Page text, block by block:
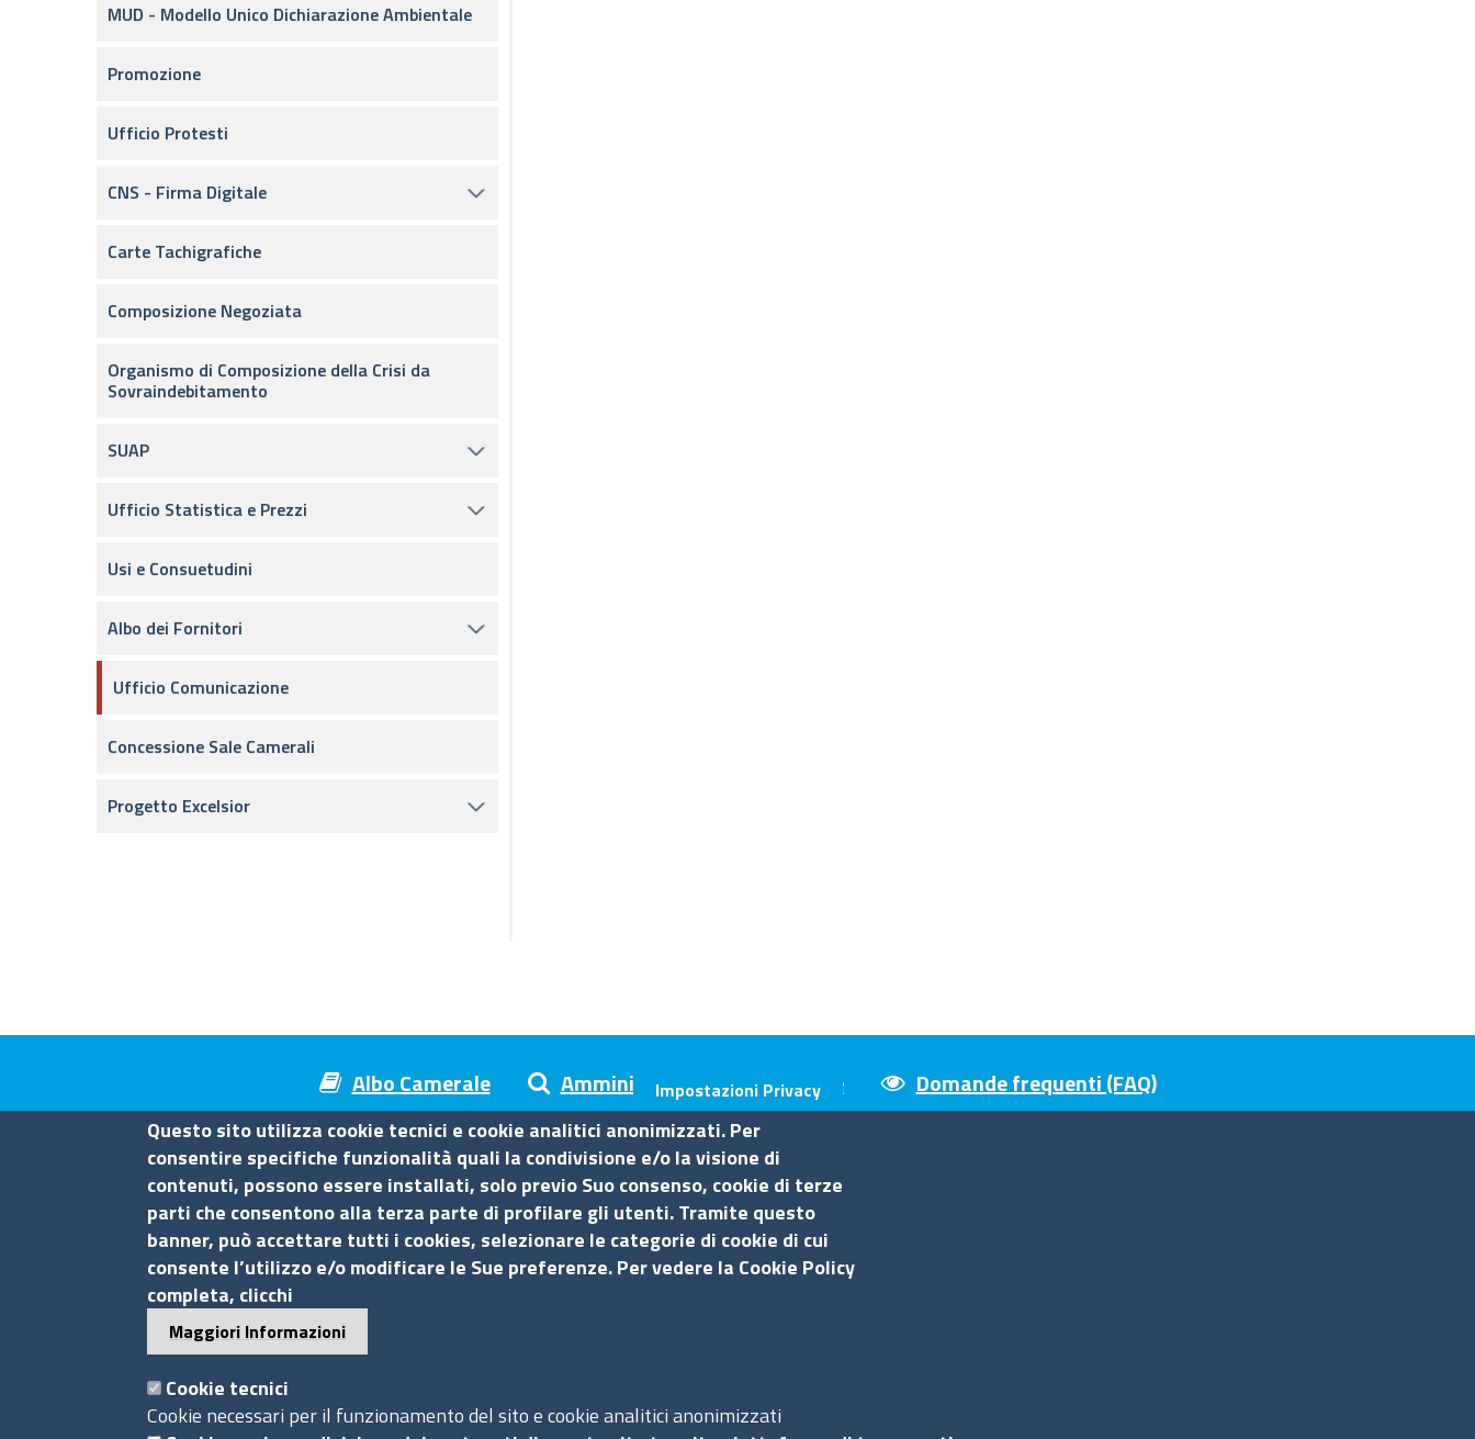
MUD - Modello Unico Dichiarazione Ambientale
Promozione
Ufficio Protesti
CNS - Firma Digitale
Carte Tachigrafiche
Composizione Negoziata
Organismo di Composizione della Crisi da
Sovraindebitamento
SUAP
Ufficio Statistica e Prezzi
Usi e Consuetudini
Albo dei Fornitori
Ufficio Comunicazione
Concessione Sale Camerali
Progetto Excelsior
Albo Camerale Amministrazione trasparente Domande frequenti (FAQ)
Camera di Commercio di Messina
Contatti
Piazza F.Cavallotti,3 - 98122 Messina
tel. 090-77721
fax 090-674644
P.I. 0075 36 00 832
Amministrazione trasparente
Procedimenti
Impostazioni Privacy
Questo sito utilizza cookie tecnici e cookie analitici anonimizzati. Per
consentire specifiche funzionalità quali la condivisione e/o la visione di
contenuti, possono essere installati, solo previo Suo consenso, cookie di terze
parti che consentono alla terza parte di profilare gli utenti. Tramite questo
banner, può accettare tutti i cookies, selezionare le categorie di cookie di cui
consente l’utilizzo e/o modificare le Sue preferenze. Per vedere la Cookie Policy
completa, clicchi
Maggiori Informazioni
Cookie tecnici
Cookie necessari per il funzionamento del sito e cookie analitici anonimizzati